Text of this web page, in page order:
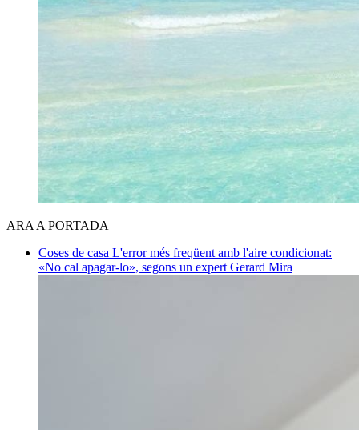
ARA A PORTADA
Coses de casa L'error més freqüent amb l'aire condicionat:
«No cal apagar-lo», segons un expert Gerard Mira